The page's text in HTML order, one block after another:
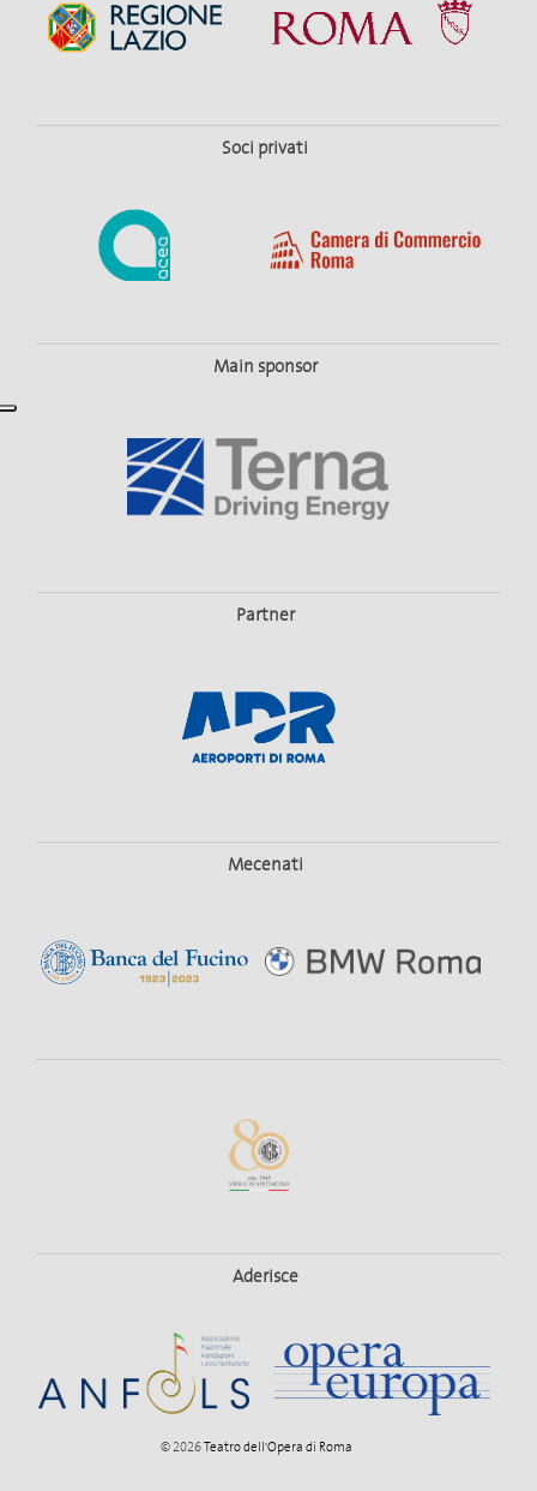
Soci privati
Main sponsor
Partner
Mecenati
Aderisce
© 2026Teatro dell'Opera di Roma